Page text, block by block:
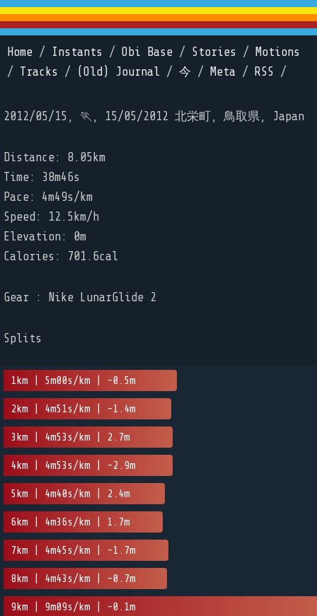
Home / Instants / Obi Base / Stories /
Motions
/ Tracks / (Old) Journal / 今 / Meta / RSS /
2012/05/15, 🏃, 15/05/2012 北栄町, 鳥取県, Japan
Distance: 8.05km
Time: 38m46s
Pace: 4m49s/km
Speed: 12.5km/h
Elevation: 0m
Calories: 701.6cal
Gear : Nike LunarGlide 2
Splits
1km | 5m00s/km | -0.5m
2km | 4m51s/km | -1.4m
3km | 4m53s/km | 2.7m
4km | 4m53s/km | -2.9m
5km | 4m40s/km | 2.4m
6km | 4m36s/km | 1.7m
7km | 4m45s/km | -1.7m
8km | 4m43s/km | -0.7m
9km | 9m09s/km | -0.1m